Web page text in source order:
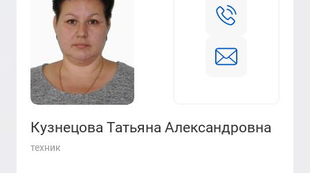
Кузнецова Татьяна Александровна
техник